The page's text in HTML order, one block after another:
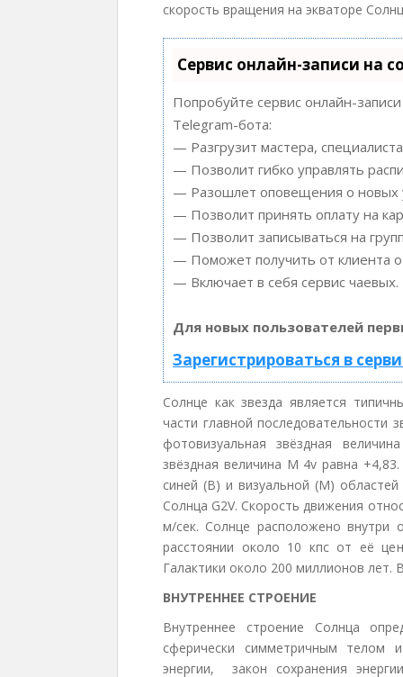
скорость вращения на экваторе
Сервис онлайн-записи на
Попробуйте сервис онлайн-
Telegram-бота:
— Разгрузит мастера,
— Позволит гибко управлять
— Разошлет оповещения о новых
— Позволит принять оплату на
— Позволит записываться на
— Поможет получить от клиента
— Включает в себя сервис чаевых.
Для новых пользователей
Зарегистрироваться в
Солнце как звезда является
части главной последовательности
фотовизуальная звёздная
звёздная величина M 4v равна
синей (В) и визуальной (М)
Солнца G2V. Скорость движения
м/сек. Солнце расположено внутри
расстоянии около 10 кпс от её
Галактики около 200 миллионов
ВНУТРЕННЕЕ СТРОЕНИЕ
Внутреннее строение Солнца
сферически симметричным телом
энергии, закон сохранения